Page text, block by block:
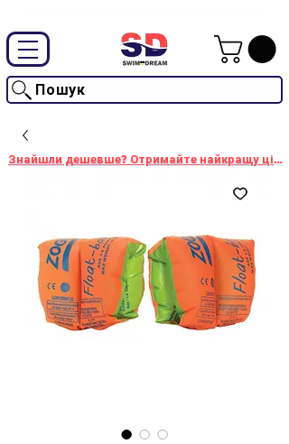
Пошук
Знайшли дешевше? Отримайте найкращу ціну!